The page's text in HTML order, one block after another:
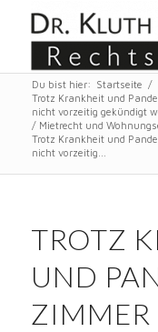
Du bist hier: Startseite
/
Trotz Krankheit und
nicht vorzeitig gekündigt
/ Mietrecht und
Trotz Krankheit und
nicht vorzeitig...
TROTZ
UND
ZIMMER